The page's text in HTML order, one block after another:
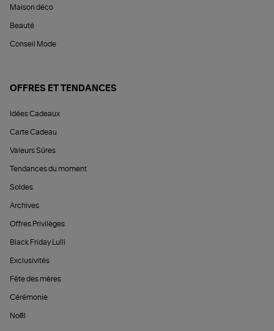
Maison déco
Beauté
Conseil Mode
OFFRES ET TENDANCES
Idées Cadeaux
Carte Cadeau
Valeurs Sûres
Tendances du moment
Soldes
Archives
Offres Privilèges
Black Friday Lulli
Exclusivités
Fête des mères
Cérémonie
Noël